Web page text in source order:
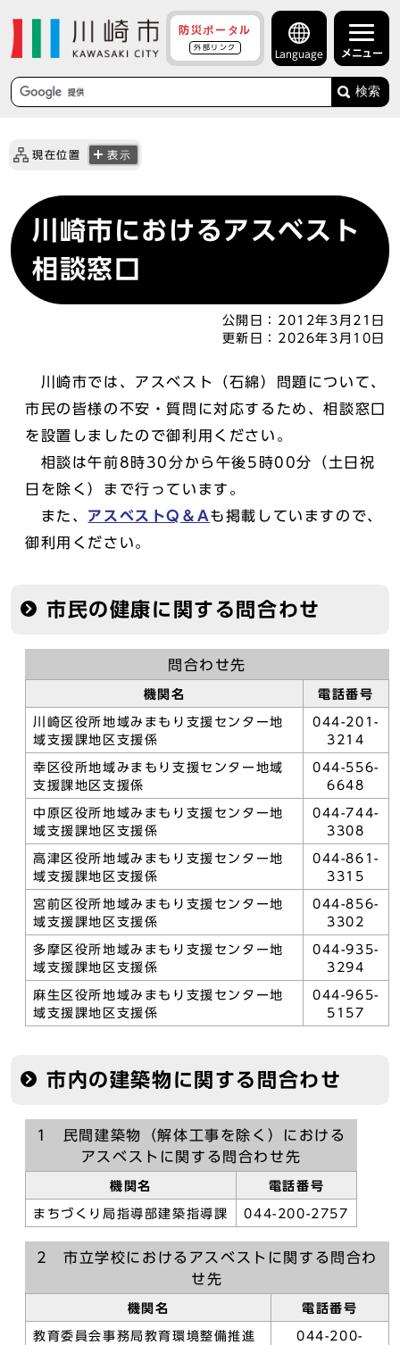
防災ポータル
外部リンク
Language メニュー
検索
現在位置 表示
川崎市におけるアスベスト
相談窓口
公開日： 2012年3月21日
更新日： 2026年3月10日
川崎市では、アスベスト（石綿）問題について、
市民の皆様の不安・質問に対応するため、相談窓口
を設置しましたので御利用ください。
相談は午前8時30分から午後5時00分（土日祝
日を除く）まで行っています。
また、 アスベストQ＆Aも掲載していますので、
御利用ください。
市民の健康に関する問合わせ
問合わせ先
機関名 電話番号
川崎区役所地域みまもり支援センター地
域支援課地区支援係
044-201-
3214
幸区役所地域みまもり支援センター地域
支援課地区支援係
044-556-
6648
中原区役所地域みまもり支援センター地
域支援課地区支援係
044-744-
3308
高津区役所地域みまもり支援センター地
域支援課地区支援係
044-861-
3315
宮前区役所地域みまもり支援センター地
域支援課地区支援係
044-856-
3302
多摩区役所地域みまもり支援センター地
域支援課地区支援係
044-935-
3294
麻生区役所地域みまもり支援センター地
域支援課地区支援係
044-965-
5157
市内の建築物に関する問合わせ
1 民間建築物（解体工事を除く）における
アスベストに関する問合わせ先
機関名 電話番号
まちづくり局指導部建築指導課 044-200-2757
2 市立学校におけるアスベストに関する問合わ
せ先
機関名 電話番号
教育委員会事務局教育環境整備推進
044-200-